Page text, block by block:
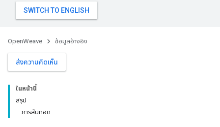
OpenWeave ข้อมูลอ้างอิง
ส่งความคิดเห็น
ในหน้านี้
สรุป
การสืบทอด